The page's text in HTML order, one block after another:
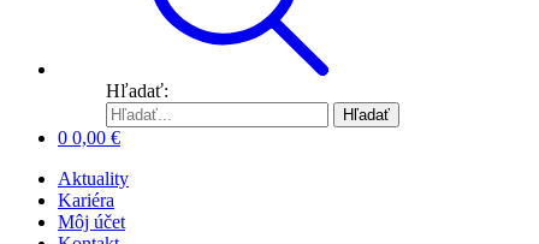
Hľadať:
Hľadať
0 0,00 €
Aktuality
Kariéra
Môj účet